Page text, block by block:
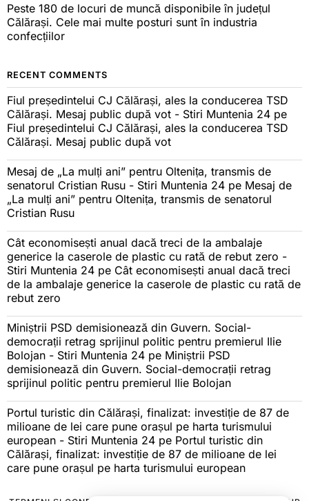
Peste 180 de locuri de muncă disponibile în județul
Călărași. Cele mai multe posturi sunt în industria
confecțiilor
RECENT COMMENTS
Fiul președintelui CJ Călărași, ales la conducerea TSD
Călărași. Mesaj public după vot - Stiri Muntenia 24 pe
Fiul președintelui CJ Călărași, ales la conducerea TSD
Călărași. Mesaj public după vot
Mesaj de „La mulți ani” pentru Oltenița, transmis de
senatorul Cristian Rusu - Stiri Muntenia 24 pe Mesaj de
„La mulți ani” pentru Oltenița, transmis de senatorul
Cristian Rusu
Cât economisești anual dacă treci de la ambalaje
generice la caserole de plastic cu rată de rebut zero -
Stiri Muntenia 24 pe Cât economisești anual dacă treci
de la ambalaje generice la caserole de plastic cu rată de
rebut zero
Miniștrii PSD demisionează din Guvern. Social-
democrații retrag sprijinul politic pentru premierul Ilie
Bolojan - Stiri Muntenia 24 pe Miniștrii PSD
demisionează din Guvern. Social-democrații retrag
sprijinul politic pentru premierul Ilie Bolojan
Portul turistic din Călărași, finalizat: investiție de 87 de
milioane de lei care pune orașul pe harta turismului
european - Stiri Muntenia 24 pe Portul turistic din
Călărași, finalizat: investiție de 87 de milioane de lei
care pune orașul pe harta turismului european